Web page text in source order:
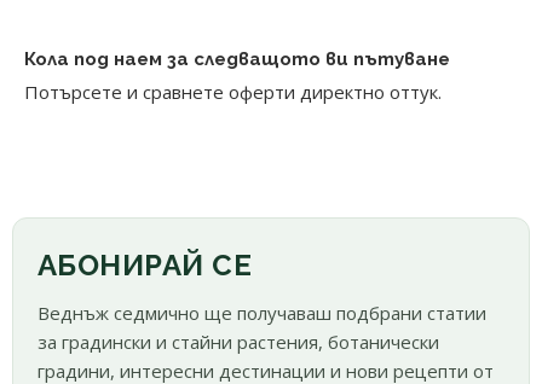
Кола под наем за следващото ви пътуване
Потърсете и сравнете оферти директно оттук.
АБОНИРАЙ СЕ
Веднъж седмично ще получаваш подбрани статии
за градински и стайни растения, ботанически
градини, интересни дестинации и нови рецепти от